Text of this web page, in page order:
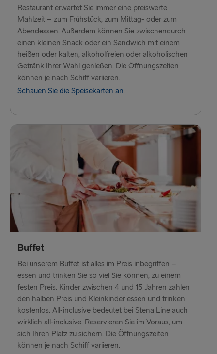
Holyhead → Dublin
Fishguard → Rosslare
Liverpool → Belfast
Cairnryan → Belfast
Harwich → Hoek van Holland
Rosslare → Fishguard
Belfast → Cairnryan
Restaurant erwartet Sie immer eine preiswerte
Mahlzeit – zum Frühstück, zum Mittag- oder zum
Abendessen. Außerdem können Sie zwischendurch
einen kleinen Snack oder ein Sandwich mit einem
heißen oder kalten, alkoholfreien oder alkoholischen
Getränk Ihrer Wahl genießen. Die Öffnungszeiten
können je nach Schiff variieren.
Schauen Sie die Speisekarten an.
Buffet
Bei unserem Buffet ist alles im Preis inbegriffen –
essen und trinken Sie so viel Sie können, zu einem
festen Preis. Kinder zwischen 4 und 15 Jahren zahlen
den halben Preis und Kleinkinder essen und trinken
kostenlos. All-inclusive bedeutet bei Stena Line auch
wirklich all-inclusive. Reservieren Sie im Voraus, um
sich Ihren Platz zu sichern. Die Öffnungszeiten
können je nach Schiff variieren.